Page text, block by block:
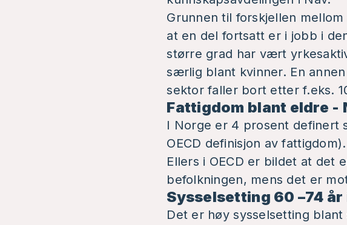
Grunnen til forskjellen
at en del fortsatt er i jobb i
større grad har vært
særlig blant kvinner. En
sektor faller bort etter f.eks.
Fattigdom blant eldre -
I Norge er 4 prosent definert
OECD definisjon av
Ellers i OECD er bildet at det
befolkningen, mens det er
Sysselsetting 60 –74
Det er høy sysselsetting